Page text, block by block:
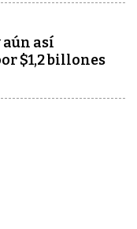
aún así
$1,2 billones